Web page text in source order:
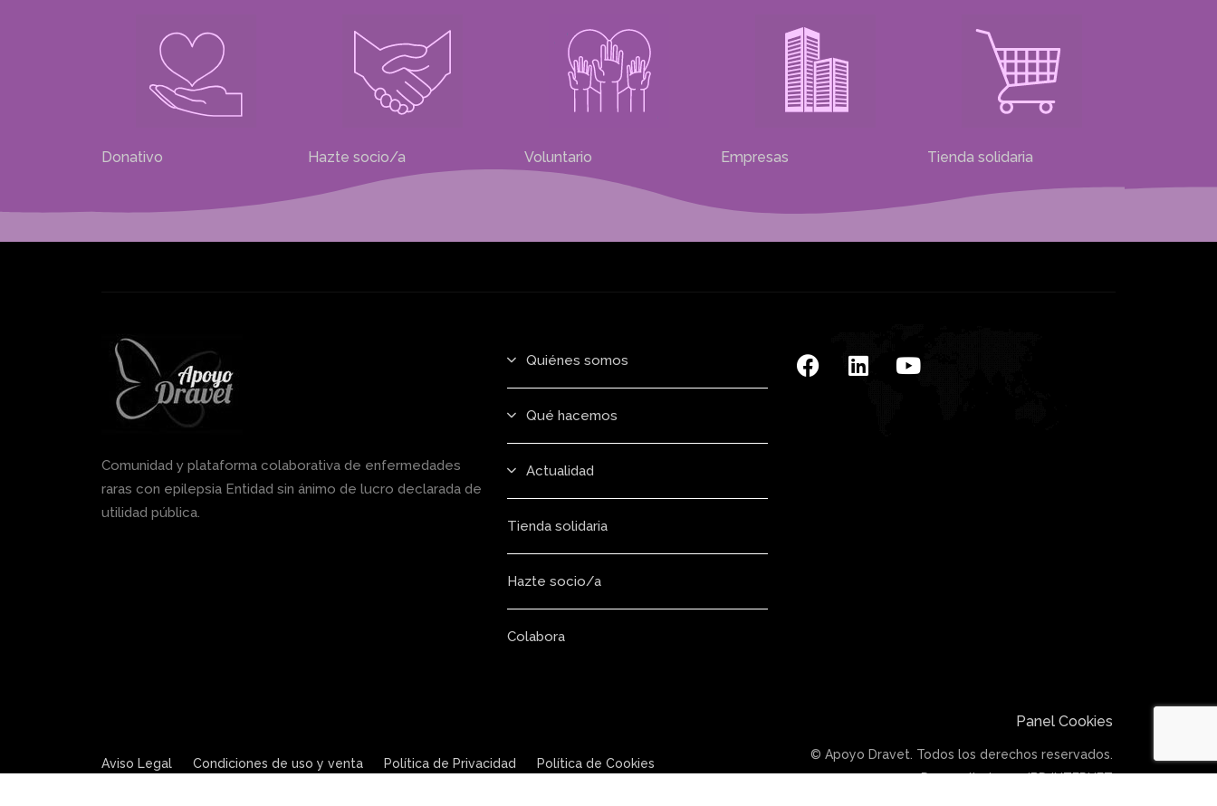
Donativo Hazte socio/a Voluntario Empresas Tienda solidaria
Comunidad y plataforma colaborativa de enfermedades
raras con epilepsia Entidad sin ánimo de lucro declarada de
utilidad pública.
Quiénes somos
Qué hacemos
Actualidad
Tienda solidaria
Hazte socio/a
Colabora
Aviso Legal Condiciones de uso y venta Política de Privacidad Política de Cookies
Panel Cookies
© Apoyo Dravet. Todos los derechos reservados.
Desarrollado por IBD INTERNET